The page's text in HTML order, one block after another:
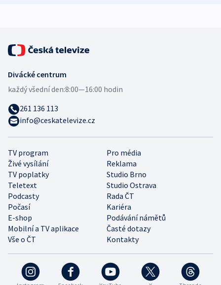
TV program
Pro média
Živé vysílání
Reklama
TV poplatky
Studio Brno
Teletext
Studio Ostrava
Podcasty
Rada ČT
Počasí
Kariéra
E-shop
Podávání námětů
Mobilní a TV aplikace
Časté dotazy
Vše o ČT
Kontakty
Divácké centrum
každý všední den:8:00—16:00 hodin
261 136 113
info@ceskatelevize.cz